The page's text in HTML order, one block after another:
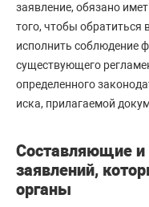
заявление, обязано
того, чтобы обратиться
исполнить соблюдение
существующего
определенного
иска, прилагаемой
Составляющие
заявлений,
органы